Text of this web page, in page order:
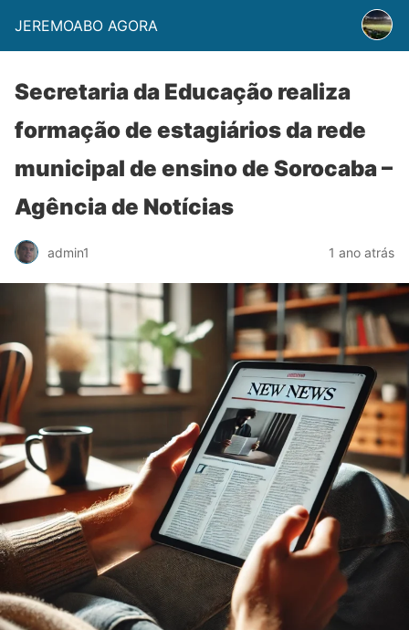
JEREMOABO AGORA
Secretaria da Educação realiza
formação de estagiários da rede
municipal de ensino de Sorocaba –
Agência de Notícias
admin1 1 ano atrás